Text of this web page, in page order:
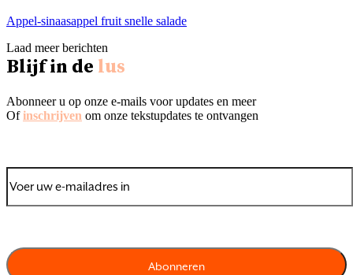
Appel-sinaasappel fruit snelle salade
Laad meer berichten
Blijf in de lus
Abonneer u op onze e-mails voor updates en meer
Ofinschrijven om onze tekstupdates te ontvangen